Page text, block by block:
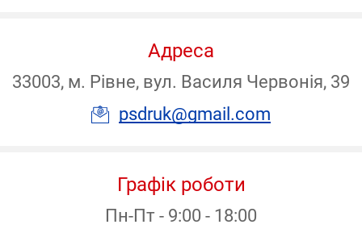
Адреса
33003, м. Рівне, вул. Василя Червонія, 39
psdruk@gmail.com
Графік роботи
Пн-Пт - 9:00 - 18:00